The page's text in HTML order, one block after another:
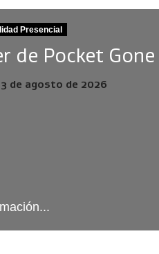
Presencial
de Pocket Gone
de agosto de 2026